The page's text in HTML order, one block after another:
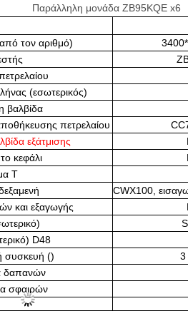
Παράλληλη μονάδα ZB95KQE x6
τον αριθμό)
(εσωτερικός)
βαλβίδα
πετρελαίου
εξάτμισης
κεφάλι
Τ
CWX100,
και εξαγωγής
D48
συσκευή ()
3
δαπανών
σφαιρών